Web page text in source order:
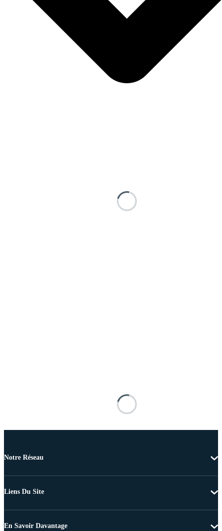
Notre Réseau
Liens Du Site
En Savoir Davantage